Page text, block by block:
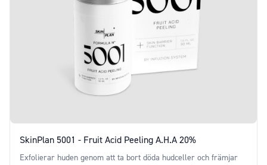
SkinPlan 5001 - Fruit Acid Peeling A.H.A 20%
Exfolierar huden genom att ta bort döda hudceller och främjar